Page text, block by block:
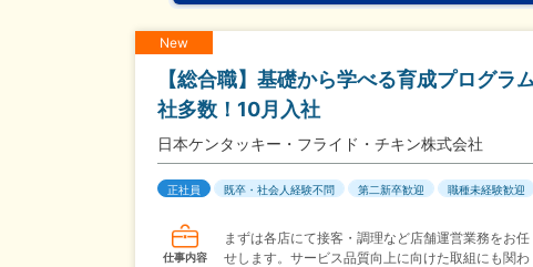
New
【総合職】基礎から学べる育成プログ
社多数！10月入社
日本ケンタッキー・フライド・チキン株式会社
正社員 既卒・社会人経験不問 第二新卒歓迎 職種未経験歓迎
仕事内容
まずは各店にて接客・調理など店舗運営業務をお任
せします。サービス品質向上に向けた取組にも関わ